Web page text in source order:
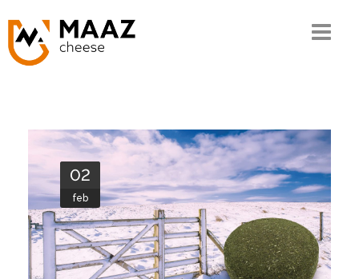
Onze kennis
De keten
Ons assortiment
Kwaliteit en MVO
02
feb